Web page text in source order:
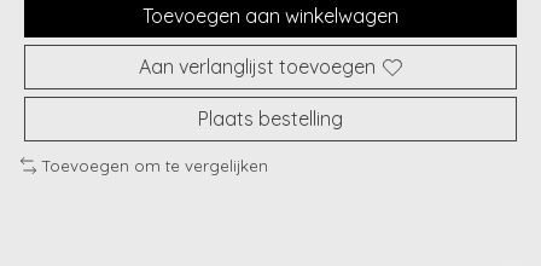
Toevoegen aan winkelwagen
Aan verlanglijst toevoegen
Plaats bestelling
Toevoegen om te vergelijken